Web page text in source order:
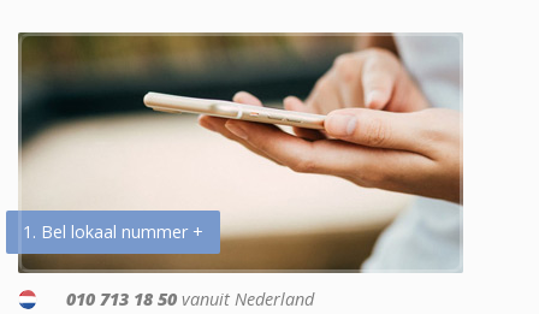
1. Bel lokaal nummer +
010 713 18 50 vanuit Nederland